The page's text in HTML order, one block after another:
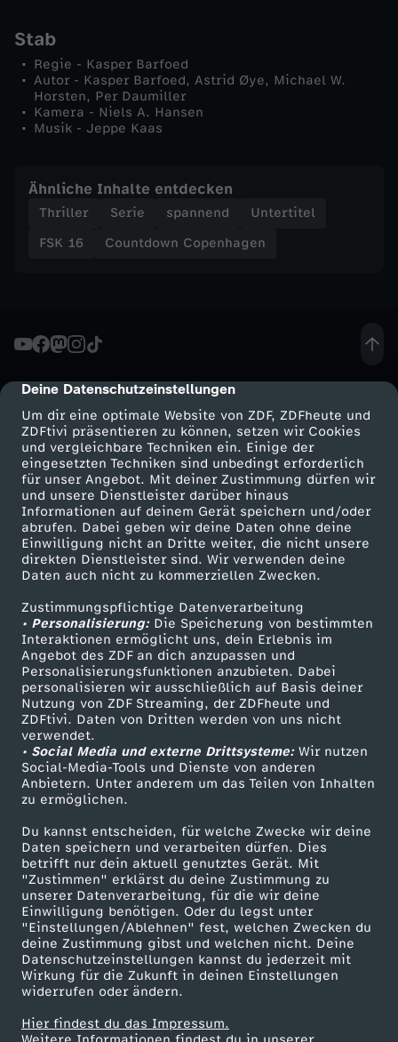
cmp-dialog-description
Deine Datenschutzeinstellungen
Um dir eine optimale Website von ZDF, ZDFheute und
ZDFtivi präsentieren zu können, setzen wir Cookies
und vergleichbare Techniken ein. Einige der
eingesetzten Techniken sind unbedingt erforderlich
für unser Angebot. Mit deiner Zustimmung dürfen wir
und unsere Dienstleister darüber hinaus
Informationen auf deinem Gerät speichern und/oder
abrufen. Dabei geben wir deine Daten ohne deine
Einwilligung nicht an Dritte weiter, die nicht unsere
direkten Dienstleister sind. Wir verwenden deine
Daten auch nicht zu kommerziellen Zwecken.
Zustimmungspflichtige Datenverarbeitung
• Personalisierung:Die Speicherung von bestimmten
Interaktionen ermöglicht uns, dein Erlebnis im
Angebot des ZDF an dich anzupassen und
Personalisierungsfunktionen anzubieten. Dabei
personalisieren wir ausschließlich auf Basis deiner
Nutzung von ZDF Streaming, der ZDFheute und
ZDFtivi. Daten von Dritten werden von uns nicht
verwendet.
• Social Media und externe Drittsysteme:Wir nutzen
Social-Media-Tools und Dienste von anderen
Anbietern. Unter anderem um das Teilen von Inhalten
zu ermöglichen.
Du kannst entscheiden, für welche Zwecke wir deine
Daten speichern und verarbeiten dürfen. Dies
betrifft nur dein aktuell genutztes Gerät. Mit
"Zustimmen" erklärst du deine Zustimmung zu
unserer Datenverarbeitung, für die wir deine
Einwilligung benötigen. Oder du legst unter
"Einstellungen/Ablehnen" fest, welchen Zwecken du
deine Zustimmung gibst und welchen nicht. Deine
Datenschutzeinstellungen kannst du jederzeit mit
Wirkung für die Zukunft in deinen Einstellungen
widerrufen oder ändern.
Hier findest du das Impressum.
Stab
Regie - Kasper Barfoed
Autor - Kasper Barfoed, Astrid Øye, Michael W.
Horsten, Per Daumiller
Kamera - Niels A. Hansen
Musik - Jeppe Kaas
Ähnliche Inhalte entdecken
Thriller Serie spannend
Untertitel
FSK 16
Countdown Copenhagen
Mehr ZDF
ZDF-Apps
Smart TV
ZDFtext
Livestreams
Sendungen A-Z
TV-Programm
Service
ZDFmitreden
Kontakt zum ZDF
Tickets
Zuschauerservice
Hilfe
ZDF Unternehmen
Karriere
ZDF goes Schule
Werbefernsehen
Mainzelmännchen
Partner